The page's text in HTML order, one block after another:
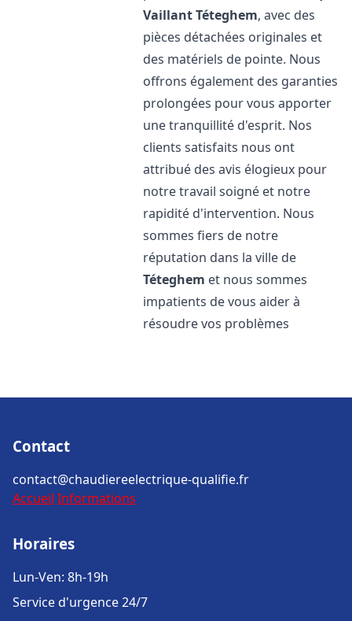
VaillantTéteghem, avec des
pièces détachées originales et
des matériels de pointe. Nous
offrons également des garanties
prolongées pour vous apporter
une tranquillité d'esprit. Nos
clients satisfaits nous ont
attribué des avis élogieux pour
notre travail soigné et notre
rapidité d'intervention. Nous
sommes fiers de notre
réputation dans la ville de
Téteghem et nous sommes
impatients de vous aider à
résoudre vos problèmes
Contact
contact@chaudiereelectrique-qualifie.fr
Accueil Informations
Horaires
Lun-Ven: 8h-19h
Service d'urgence 24/7